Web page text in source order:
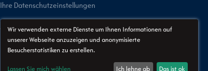
Ihre Datenschutzeinstellungen
AGB Datenschutz
Wir verwenden externe Dienste um Ihnen Informationen auf
unserer Webseite anzuzeigen und anonymisierte
Besucherstatistiken zu erstellen.
Lassen Sie mich wählen Ich lehne ab Das ist ok